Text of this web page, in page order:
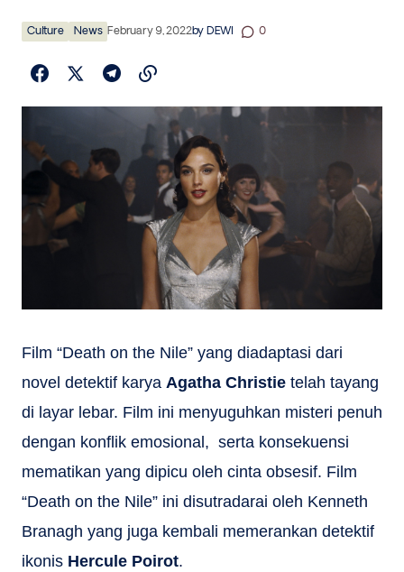
Culture News February 9, 2022by DEWI 0
Film “Death on the Nile” yang diadaptasi dari
novel detektif karya Agatha Christie telah tayang
di layar lebar. Film ini menyuguhkan misteri penuh
dengan konflik emosional, serta konsekuensi
mematikan yang dipicu oleh cinta obsesif. Film
“Death on the Nile” ini disutradarai oleh Kenneth
Branagh yang juga kembali memerankan detektif
ikonis Hercule Poirot.